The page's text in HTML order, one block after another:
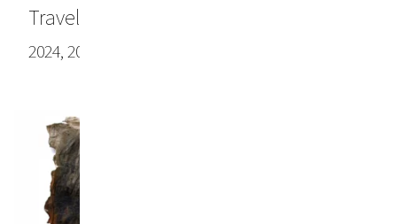
Travel note #7
2024, 20.86 x 27.95 in (53.0 x 71.0 cm)